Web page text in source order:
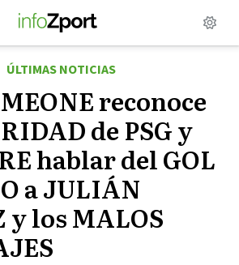
ÚLTIMAS NOTICIAS
reconoce
de PSG y
hablar del GOL
a JULIÁN
y los MALOS